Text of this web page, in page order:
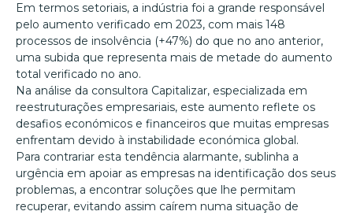
Em termos setoriais, a indústria foi a grande responsável
pelo aumento verificado em 2023, com mais 148
processos de insolvência (+47%) do que no ano anterior,
uma subida que representa mais de metade do aumento
total verificado no ano.
Na análise da consultora Capitalizar, especializada em
reestruturações empresariais, este aumento reflete os
desafios económicos e financeiros que muitas empresas
enfrentam devido à instabilidade económica global.
Para contrariar esta tendência alarmante, sublinha a
urgência em apoiar as empresas na identificação dos seus
problemas, a encontrar soluções que lhe permitam
recuperar, evitando assim caírem numa situação de